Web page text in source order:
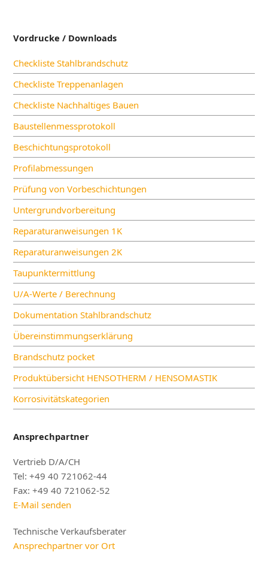
Vordrucke / Downloads
Checkliste Stahlbrandschutz
Checkliste Treppenanlagen
Checkliste Nachhaltiges Bauen
Baustellenmessprotokoll
Beschichtungsprotokoll
Profilabmessungen
Prüfung von Vorbeschichtungen
Untergrundvorbereitung
Reparaturanweisungen 1K
Reparaturanweisungen 2K
Taupunktermittlung
U/A-Werte / Berechnung
Dokumentation Stahlbrandschutz
Übereinstimmungserklärung
Brandschutz pocket
Produktübersicht HENSOTHERM / HENSOMASTIK
Korrosivitätskategorien
Ansprechpartner
Vertrieb D/A/CH
Tel: +49 40 721062-44
Fax: +49 40 721062-52
E-Mail senden
Technische Verkaufsberater
Ansprechpartner vor Ort